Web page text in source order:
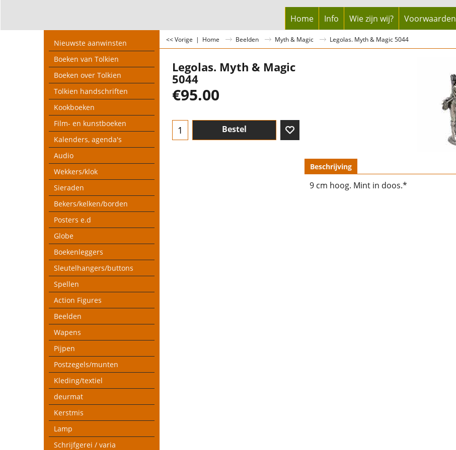
Home Info Wie zijn wij? Voorwaarden
Nieuwste aanwinsten
Boeken van Tolkien
Boeken over Tolkien
Tolkien handschriften
Kookboeken
Film- en kunstboeken
Kalenders, agenda's
Audio
Wekkers/klok
Sieraden
Bekers/kelken/borden
Posters e.d
Globe
Boekenleggers
Sleutelhangers/buttons
Spellen
Action Figures
Beelden
Wapens
Pijpen
Postzegels/munten
Kleding/textiel
deurmat
Kerstmis
Lamp
Schrijfgerei / varia
<< Vorige | Home Beelden Myth & Magic Legolas. Myth & Magic 5044
Legolas. Myth & Magic
5044
€95.00
Bestel
Beschrijving
9 cm hoog. Mint in doos.*